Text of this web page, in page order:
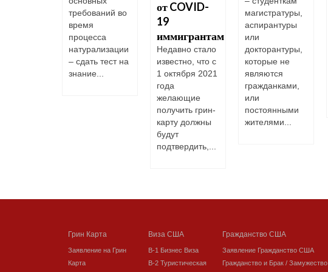
требований во
время
процесса
натурализации
– сдать тест на
знание...
от COVID-
19
иммигрантам
Недавно стало
известно, что с
1 октября 2021
года
желающие
получить грин-
карту должны
будут
подтвердить,...
магистратуры,
аспирантуры
или
докторантуры,
которые не
являются
гражданками,
или
постоянными
жителями...
Грин Карта
Заявление на Грин
Карта
Виза США
В-1 Бизнес Виза
В-2 Туристическая
Гражданство США
Заявление Гражданство США
Гражданство и Брак / Замужество